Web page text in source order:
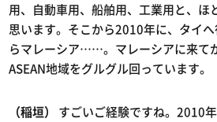
用、自動車用、船舶用、工業用と、ほ
思います。そこから2010年に、タイ
らマレーシア……。マレーシアに来て
ASEAN地域をグルグル回っています。
（稲垣）
すごいご経験ですね。2010